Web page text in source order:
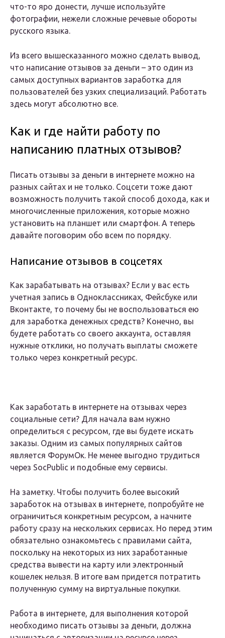
что-то яро донести, лучше используйте
фотографии, нежели сложные речевые обороты
русского языка.
Из всего вышесказанного можно сделать вывод,
что написание отзывов за деньги – это один из
самых доступных вариантов заработка для
пользователей без узких специализаций. Работать
здесь могут абсолютно все.
Как и где найти работу по
написанию платных отзывов?
Писать отзывы за деньги в интернете можно на
разных сайтах и не только. Соцсети тоже дают
возможность получить такой способ дохода, как и
многочисленные приложения, которые можно
установить на планшет или смартфон. А теперь
давайте поговорим обо всем по порядку.
Написание отзывов в соцсетях
Как зарабатывать на отзывах? Если у вас есть
учетная запись в Одноклассниках, Фейсбуке или
Вконтакте, то почему бы не воспользоваться ею
для заработка денежных средств? Конечно, вы
будете работать со своего аккаунта, оставляя
нужные отклики, но получать выплаты сможете
только через конкретный ресурс.
Как заработать в интернете на отзывах через
социальные сети? Для начала вам нужно
определиться с ресурсом, где вы будете искать
заказы. Одним из самых популярных сайтов
является ФорумОк. Не менее выгодно трудиться
через SocPublic и подобные ему сервисы.
На заметку. Чтобы получить более высокий
заработок на отзывах в интернете, попробуйте не
ограничиться конкретным ресурсом, а начните
работу сразу на нескольких сервисах. Но перед этим
обязательно ознакомьтесь с правилами сайта,
поскольку на некоторых из них заработанные
средства вывести на карту или электронный
кошелек нельзя. В итоге вам придется потратить
полученную сумму на виртуальные покупки.
Работа в интернете, для выполнения которой
необходимо писать отзывы за деньги, должна